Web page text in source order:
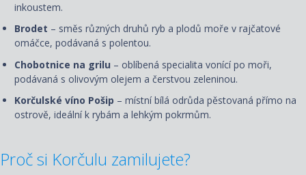
inkoustem.
Brodet – směs různých druhů ryb a plodů moře v rajčatové
omáčce, podávaná s polentou.
Chobotnice na grilu – oblíbená specialita vonící po moři,
podávaná s olivovým olejem a čerstvou zeleninou.
Korčulské víno Pošip – místní bílá odrůda pěstovaná přímo na
ostrově, ideální k rybám a lehkým pokrmům.
Proč si Korčulu zamilujete?